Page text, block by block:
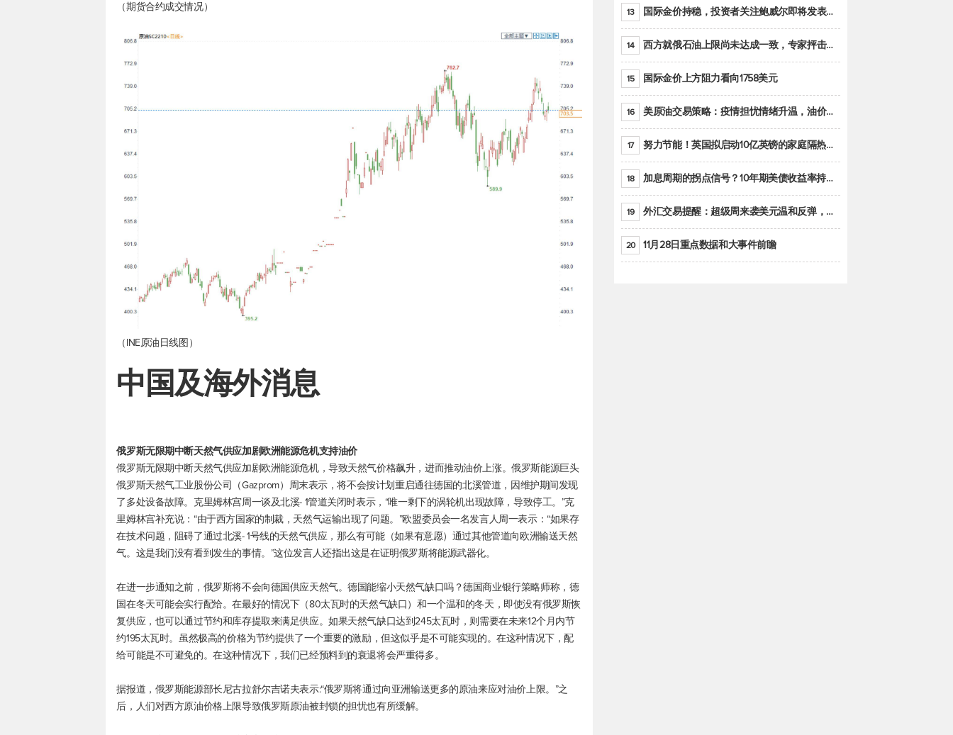
（期货合约成交情况）
（INE原油日线图）
中国及海外消息
俄罗斯无限期中断天然气供应加剧欧洲能源危机支持油价
俄罗斯无限期中断天然气供应加剧欧洲能源危机，导致天然气价格飙升，进而推动油价上涨。俄罗斯能源巨头
俄罗斯天然气工业股份公司（Gazprom）周末表示，将不会按计划重启通往德国的北溪管道，因维护期间发现
了多处设备故障。克里姆林宫周一谈及北溪- 1管道关闭时表示，“唯一剩下的涡轮机出现故障，导致停工。”克
里姆林宫补充说：“由于西方国家的制裁，天然气运输出现了问题。”欧盟委员会一名发言人周一表示：“如果存
在技术问题，阻碍了通过北溪- 1号线的天然气供应，那么有可能（如果有意愿）通过其他管道向欧洲输送天然
气。这是我们没有看到发生的事情。”这位发言人还指出这是在证明俄罗斯将能源武器化。
在进一步通知之前，俄罗斯将不会向德国供应天然气。德国能缩小天然气缺口吗？德国商业银行策略师称，德
国在冬天可能会实行配给。在最好的情况下（80太瓦时的天然气缺口）和一个温和的冬天，即使没有俄罗斯恢
复供应，也可以通过节约和库存提取来满足供应。如果天然气缺口达到245太瓦时，则需要在未来12个月内节
约195太瓦时。虽然极高的价格为节约提供了一个重要的激励，但这似乎是不可能实现的。在这种情况下，配
给可能是不可避免的。在这种情况下，我们已经预料到的衰退将会严重得多。
据报道，俄罗斯能源部长尼古拉舒尔吉诺夫表示:“俄罗斯将通过向亚洲输送更多的原油来应对油价上限。”之
后，人们对西方原油价格上限导致俄罗斯原油被封锁的担忧也有所缓解。
13 国际金价持稳，投资者关注鲍威尔即将发表的讲话
14 西方就俄石油上限尚未达成一致，专家抨击限价是无用功
15 国际金价上方阻力看向1758美元
16 美原油交易策略：疫情担忧情绪升温，油价跌创年内新低
17 努力节能！英国拟启动10亿英镑的家庭隔热工程 减少能源消耗
18 加息周期的拐点信号？10年期美债收益率持续低于联邦基金利率目标区间
19 外汇交易提醒：超级周来袭美元温和反弹，警惕筑底可能性
20 11月28日重点数据和大事件前瞻